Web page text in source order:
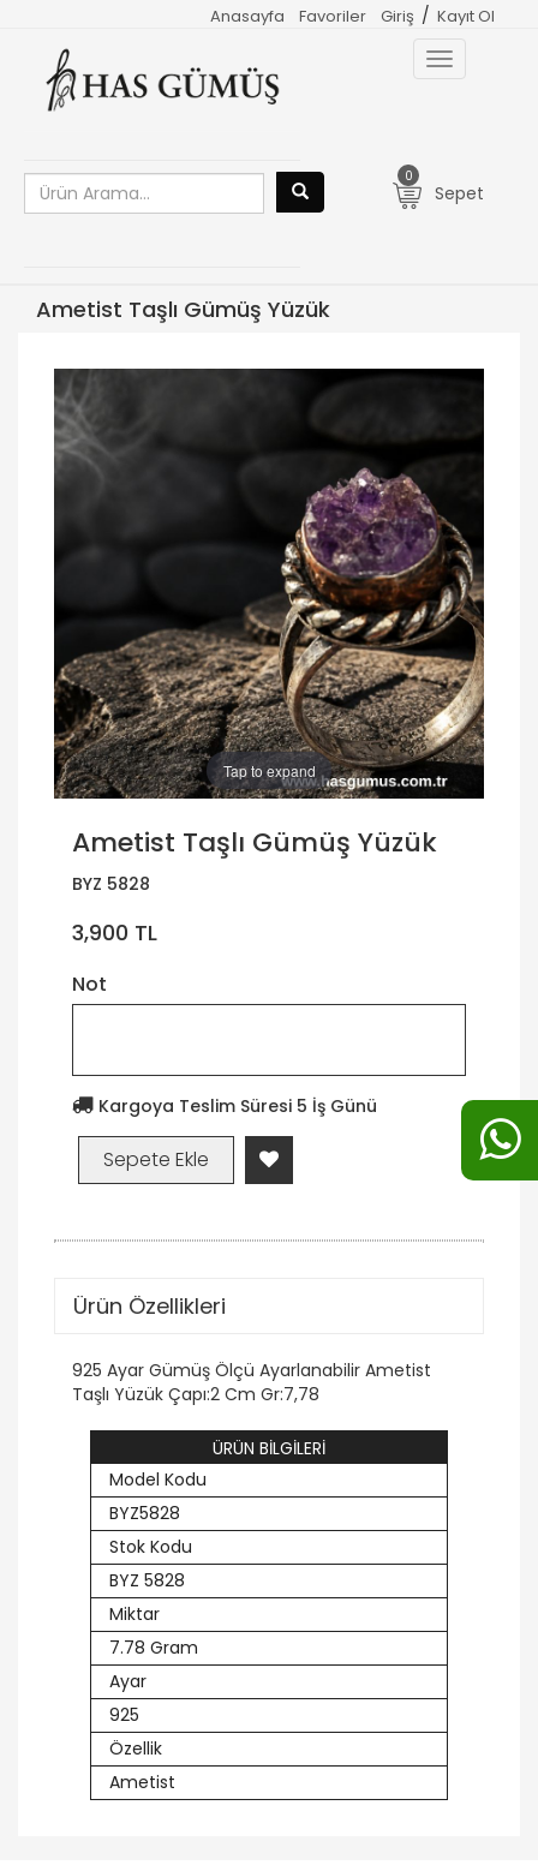
Giriş / Kayıt Ol
Favoriler
Anasayfa
Toggle
navigation
0
Sepet
Ametist Taşlı Gümüş Yüzük
Tap to expand
Ametist Taşlı Gümüş Yüzük
BYZ 5828
3,900 TL
Not
Kargoya Teslim Süresi 5 İş Günü
Ürün Özellikleri
925 Ayar Gümüş Ölçü Ayarlanabilir Ametist
Taşlı Yüzük Çapı:2 Cm Gr:7,78
ÜRÜN BİLGİLERİ
Model Kodu
BYZ5828
Stok Kodu
BYZ 5828
Miktar
7.78 Gram
Ayar
925
Özellik
Ametist